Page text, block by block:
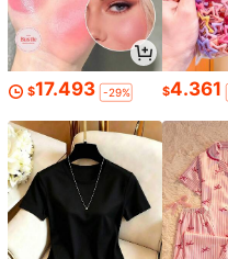
$17.493 -29% $4.361